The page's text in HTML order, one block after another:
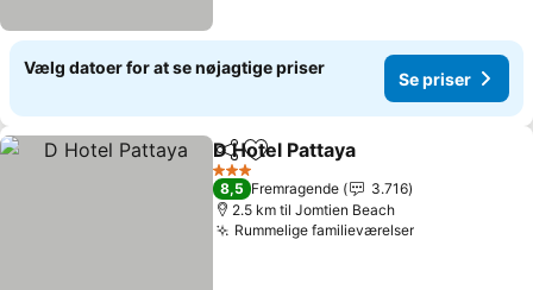
Vælg datoer for at se nøjagtige priser
Se priser
Del Føj til favoritter
D Hotel Pattaya
3 Stjerner
8,5 Fremragende
3.716
2.5 km til Jomtien Beach
Rummelige familieværelserSe priser